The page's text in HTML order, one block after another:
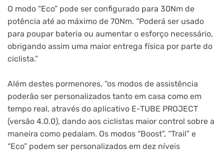
O modo “Eco” pode ser configurado para 30Nm de
potência até ao máximo de 70Nm. “Poderá ser usado
para poupar bateria ou aumentar o esforço necessário,
obrigando assim uma maior entrega física por parte do
ciclista.”
Além destes pormenores, “os modos de assistência
poderão ser personalizados tanto em casa como em
tempo real, através do aplicativo E-TUBE PROJECT
(versão 4.0.0), dando aos ciclistas maior control sobre a
maneira como pedalam. Os modos “Boost”, “Trail” e
“Eco” podem ser personalizados em dez níveis